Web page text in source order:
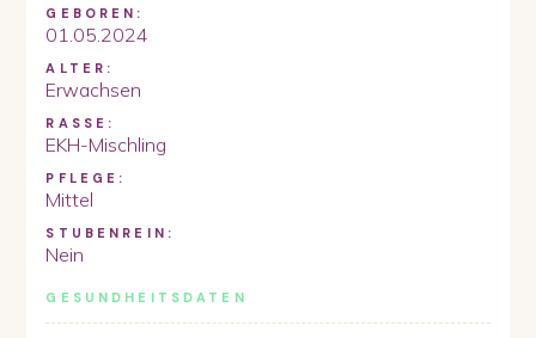
GEBOREN:
01.05.2024
ALTER:
Erwachsen
RASSE:
EKH-Mischling
PFLEGE:
Mittel
STUBENREIN:
Nein
GESUNDHEITSDATEN